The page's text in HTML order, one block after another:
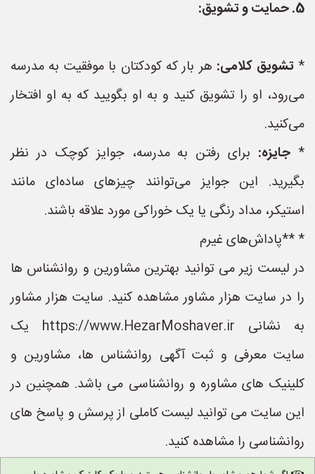
5. حمایت و تشویق:
*تشویق کلامی: هر بار که کودکتان با موفقیت به مدرسه
می‌رود، او را تشویق کنید و به او بگویید که به او افتخار
می‌کنید.
* جایزه: برای رفتن به مدرسه، جوایز کوچک در نظر
بگیرید. این جوایز می‌توانند چیزهای ساده‌ای مانند
استیکر، مداد رنگی یا یک خوراکی مورد علاقه باشند.
* **پاداش‌های غیرم
در لیست زیر می توانید بهترین مشاورین و روانشناس ها
را در سایت هزار مشاور مشاهده کنید. سایت هزار مشاور
به نشانی https://www.HezarMoshaver.ir یک
سایت معرفی و ثبت آگهی روانشناس ها، مشاورین و
کلینیک های مشاوره و روانشناسی می باشد. همچنین در
این سایت می توانید لیست کاملی از پرسش و پاسخ های
روانشناسی را مشاهده کنید.